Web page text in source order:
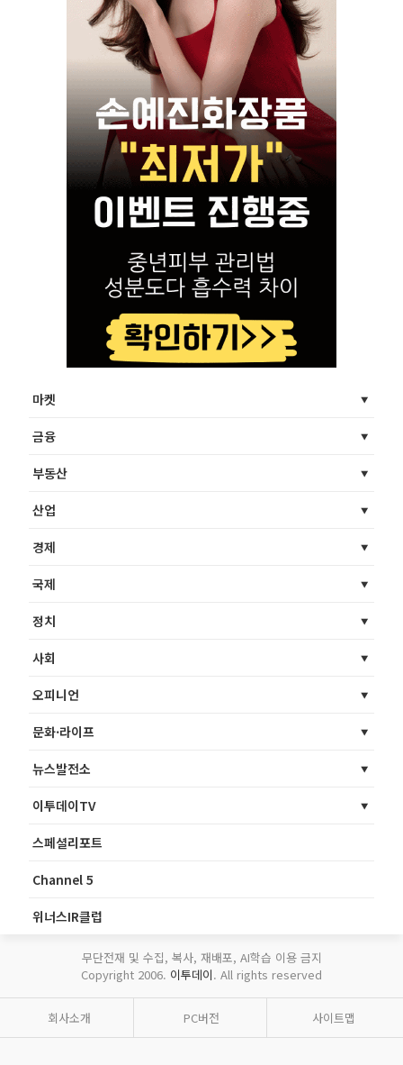
마켓
금융
부동산
산업
경제
국제
정치
사회
오피니언
문화·라이프
뉴스발전소
이투데이TV
스페셜리포트
Channel 5
위너스IR클럽
무단전재 및 수집, 복사, 재배포, AI학습 이용 금지
Copyright 2006. 이투데이. All rights reserved
회사소개 PC버전 사이트맵